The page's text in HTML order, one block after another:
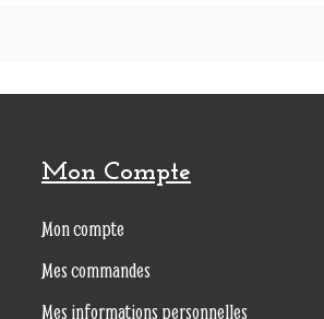
Mon Compte
Mon compte
Mes commandes
Mes informations personnelles